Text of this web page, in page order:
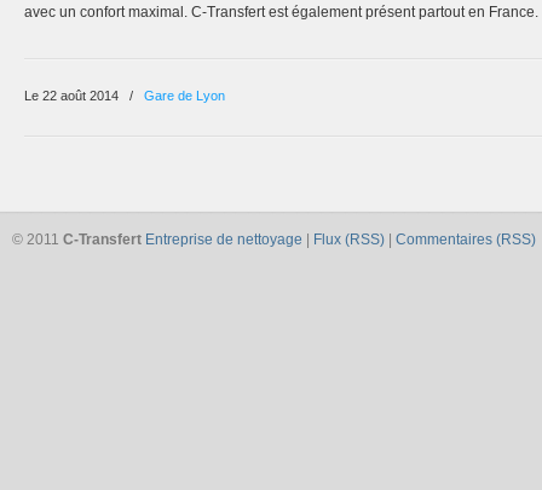
avec un confort maximal. C-Transfert est également présent partout en France.
Le 22 août 2014 / Gare de Lyon
© 2011 C-Transfert Entreprise de nettoyage Flux (RSS) Commentaires (RSS)